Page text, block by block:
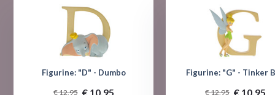
Figurine: "D" - Dumbo
€ 12,95 € 10,95
Figurine: "G" - Tinker
€ 12,95 € 10,95